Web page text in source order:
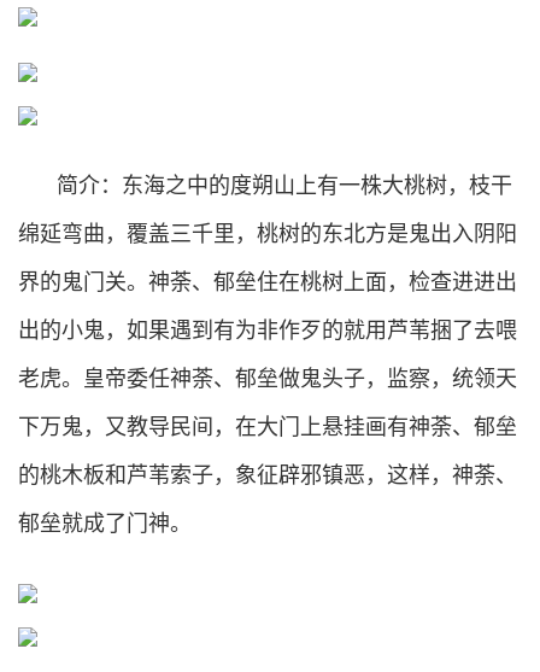
简介：东海之中的度朔山上有一株大桃树，枝干
绵延弯曲，覆盖三千里，桃树的东北方是鬼出入阴阳
界的鬼门关。神荼、郁垒住在桃树上面，检查进进出
出的小鬼，如果遇到有为非作歹的就用芦苇捆了去喂
老虎。皇帝委任神荼、郁垒做鬼头子，监察，统领天
下万鬼，又教导民间，在大门上悬挂画有神荼、郁垒
的桃木板和芦苇索子，象征辟邪镇恶，这样，神荼、
郁垒就成了门神。